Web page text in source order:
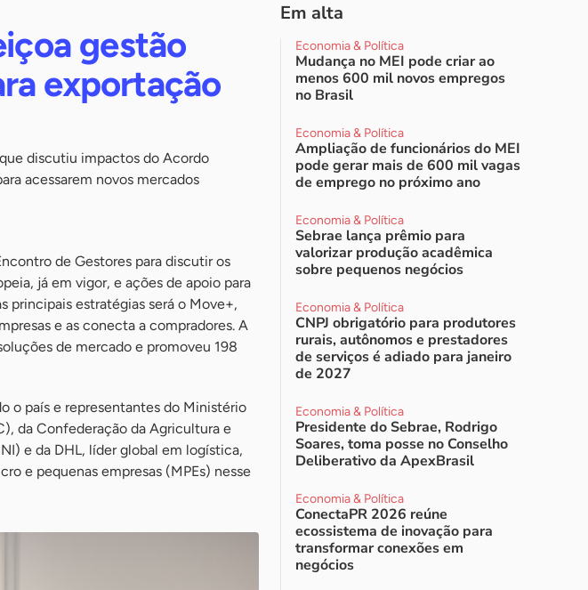
gestão
exportação
discutiu impactos do Acordo
acessarem novos mercados
de Gestores para discutir os
já em vigor, e ações de apoio para
principais estratégias será o Move+,
e as conecta a compradores. A
de mercado e promoveu 198
o país e representantes do Ministério
da Confederação da Agricultura e
e da DHL, líder global em logística,
e pequenas empresas (MPEs) nesse
Em alta
Economia & Política
Mudança no MEI pode criar ao
menos 600 mil novos empregos
no Brasil
Economia & Política
Ampliação de funcionários do MEI
pode gerar mais de 600 mil vagas
de emprego no próximo ano
Economia & Política
Sebrae lança prêmio para
valorizar produção acadêmica
sobre pequenos negócios
Economia & Política
CNPJ obrigatório para produtores
rurais, autônomos e prestadores
de serviços é adiado para janeiro
de 2027
Economia & Política
Presidente do Sebrae, Rodrigo
Soares, toma posse no Conselho
Deliberativo da ApexBrasil
Economia & Política
ConectaPR 2026 reúne
ecossistema de inovação para
transformar conexões em
negócios